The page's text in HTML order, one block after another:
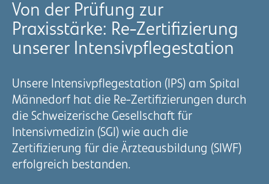
Von der Prüfung zur
Praxisstärke: Re-Zertifizierung
unserer Intensivpflegestation
Unsere Intensivpflegestation (IPS) am Spital
Männedorf hat die Re-Zertifizierungen durch
die Schweizerische Gesellschaft für
Intensivmedizin (SGI) wie auch die
Zertifizierung für die Ärzteausbildung (SIWF)
erfolgreich bestanden.